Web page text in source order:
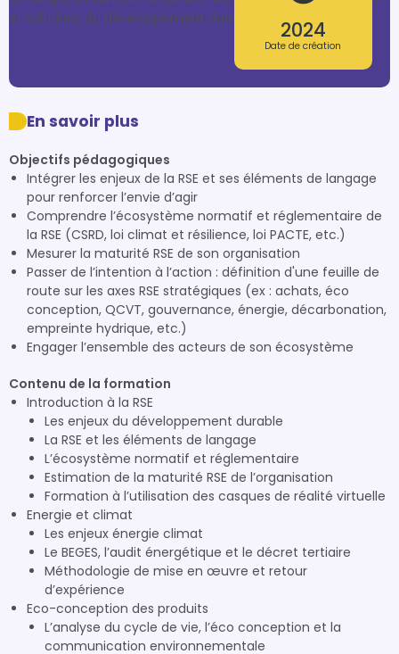
2024
Date de création
En savoir plus
Objectifs pédagogiques
Intégrer les enjeux de la RSE et ses éléments de langage
pour renforcer l’envie d’agir
Comprendre l’écosystème normatif et réglementaire de
la RSE (CSRD, loi climat et résilience, loi PACTE, etc.)
Mesurer la maturité RSE de son organisation
Passer de l’intention à l’action : définition d'une feuille de
route sur les axes RSE stratégiques (ex : achats, éco
conception, QCVT, gouvernance, énergie, décarbonation,
empreinte hydrique, etc.)
Engager l’ensemble des acteurs de son écosystème
Contenu de la formation
Introduction à la RSE
Les enjeux du développement durable
La RSE et les éléments de langage
L’écosystème normatif et réglementaire
Estimation de la maturité RSE de l’organisation
Formation à l’utilisation des casques de réalité virtuelle
Energie et climat
Les enjeux énergie climat
Le BEGES, l’audit énergétique et le décret tertiaire
Méthodologie de mise en œuvre et retour
d’expérience
Eco-conception des produits
L’analyse du cycle de vie, l’éco conception et la
communication environnementale